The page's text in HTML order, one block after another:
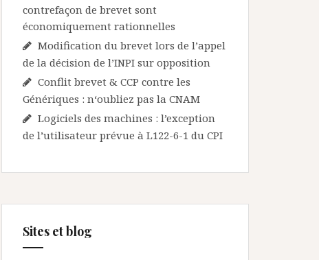
contrefaçon de brevet sont
économiquement rationnelles
Modification du brevet lors de l’appel
de la décision de l’INPI sur opposition
Conflit brevet & CCP contre les
Génériques : n‘oubliez pas la CNAM
Logiciels des machines : l’exception
de l’utilisateur prévue à L122-6-1 du CPI
Sites et blog